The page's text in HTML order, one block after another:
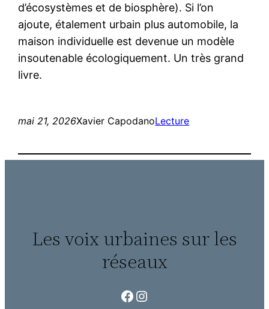
d’écosystèmes et de biosphère). Si l’on
ajoute, étalement urbain plus automobile, la
maison individuelle est devenue un modèle
insoutenable écologiquement. Un très grand
livre.
mai 21, 2026Xavier CapodanoLecture
Les voix urbaines sur les
réseaux
Facebook Instagram